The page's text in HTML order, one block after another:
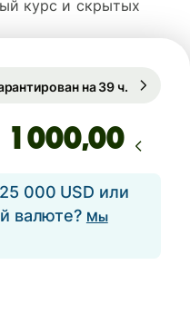
курс и скрытых
на 39 ч.
,00
000 USD или
валюте? Мы